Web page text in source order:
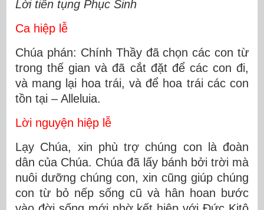
Lời tiền tụng Phục Sinh
Ca hiệp lễ
Chúa phán: Chính Thầy đã chọn các con từ
trong thế gian và đã cắt đặt để các con đi,
và mang lại hoa trái, và để hoa trái các con
tồn tại – Alleluia.
Lời nguyện hiệp lễ
Lạy Chúa, xin phù trợ chúng con là đoàn
dân của Chúa. Chúa đã lấy bánh bởi trời mà
nuôi dưỡng chúng con, xin cũng giúp chúng
con từ bỏ nếp sống cũ và hân hoan bước